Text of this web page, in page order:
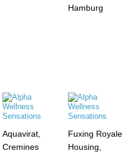
Hamburg
Aquavirat,
Cremines
Fuxing Royale
Housing,